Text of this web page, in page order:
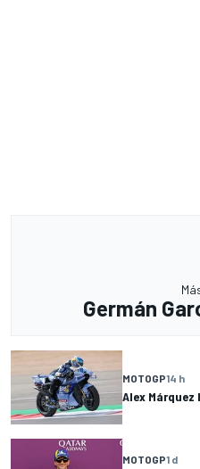
Germán
MOTOGP14 h
Alex Márquez
MOTOGP1 d